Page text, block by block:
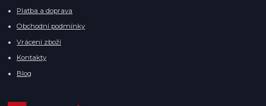
Platba a doprava
Obchodní podmínky
Vrácení zboží
Kontakty
Blog